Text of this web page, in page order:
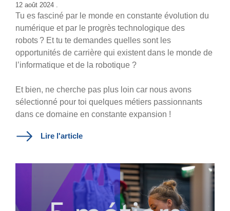
12 août 2024 .
Tu es fasciné par le monde en constante évolution du
numérique et par le progrès technologique des
robots ? Et tu te demandes quelles sont les
opportunités de carrière qui existent dans le monde de
l’informatique et de la robotique ?
Etbien, ne cherche pas plus loin car nous avons
sélectionné pour toi quelques métiers passionnants
dans ce domaine en constante expansion !
Lire l'article